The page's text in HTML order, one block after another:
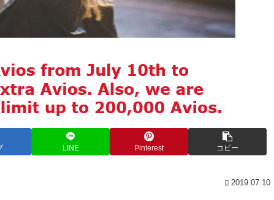
LINE Pinterest コピー
2019.07.10